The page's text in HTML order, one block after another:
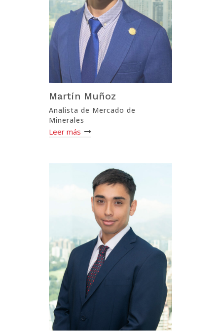
Martín Muñoz
Analista de Mercado de
Minerales
Leer más